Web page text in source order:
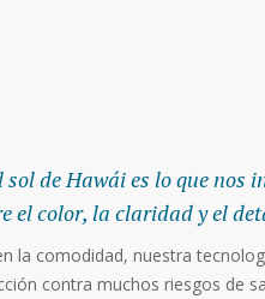
sol de Hawái es lo que
el color, la claridad y el
la comodidad, nuestra
contra muchos riesgos de